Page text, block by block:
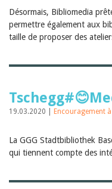
Désormais, Bibliomedia
permettre également aux
taille de proposer des
19.03.2020 | Encouragement
La GGG Stadtbibliothek
qui tiennent compte des